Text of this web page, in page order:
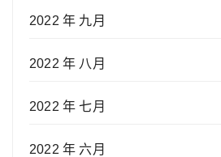
2022 年 九月
2022 年 八月
2022 年 七月
2022 年 六月